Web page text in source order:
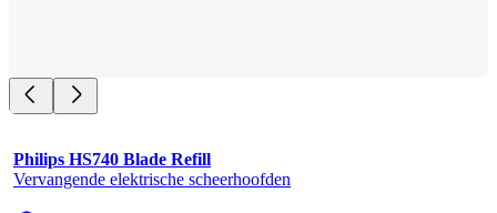
Philips HS740 Blade Refill
Vervangende elektrische scheerhoofden